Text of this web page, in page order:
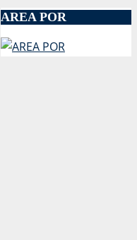
AREA POR